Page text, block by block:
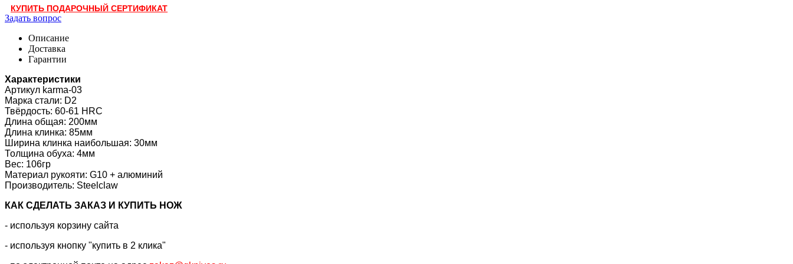
КУПИТЬ ПОДАРОЧНЫЙ СЕРТИФИКАТ
Задать вопрос
Описание
Доставка
Гарантии
Характеристики
Артикул karma-03
Марка стали: D2
Твёрдость: 60-61 HRC
Длина общая: 200мм
Длина клинка: 85мм
Ширина клинка наибольшая: 30мм
Толщина обуха: 4мм
Вес: 106гр
Материал рукояти: G10 + алюминий
Производитель: Steelclaw
КАК CДЕЛАТЬ ЗАКАЗ И КУПИТЬ НОЖ
- используя корзину сайта
- используя кнопку "купить в 2 клика"